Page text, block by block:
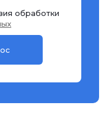
обработки